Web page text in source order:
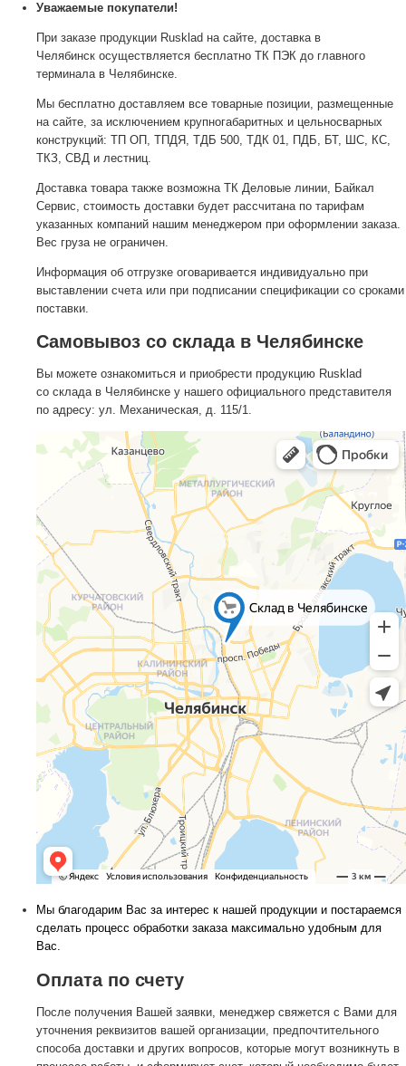
Уважаемые покупатели!
При заказе продукции Rusklad на сайте, доставка в
Челябинск осуществляется бесплатно ТК ПЭК до главного
терминала в Челябинске.
Мы бесплатно доставляем все товарные позиции, размещенные
на сайте, за исключением крупногабаритных и цельносварных
конструкций: ТП ОП, ТПДЯ, ТДБ 500, ТДК 01, ПДБ, БТ, ШС, КС,
ТКЗ, СВД и лестниц.
Доставка товара также возможна ТК Деловые линии, Байкал
Сервис, стоимость доставки будет рассчитана по тарифам
указанных компаний нашим менеджером при оформлении заказа.
Вес груза не ограничен.
Информация об отгрузке оговаривается индивидуально при
выставлении счета или при подписании спецификации со сроками
поставки.
Самовывоз со склада в Челябинске
Вы можете ознакомиться и приобрести продукцию Rusklad
со склада в Челябинске у нашего официального представителя
по адресу: ул. Механическая, д. 115/1.
Мы благодарим Вас за интерес к нашей продукции и постараемся
сделать процесс обработки заказа максимально удобным для
Вас.
Оплата по счету
После получения Вашей заявки, менеджер свяжется с Вами для
уточнения реквизитов вашей организации, предпочтительного
способа доставки и других вопросов, которые могут возникнуть в